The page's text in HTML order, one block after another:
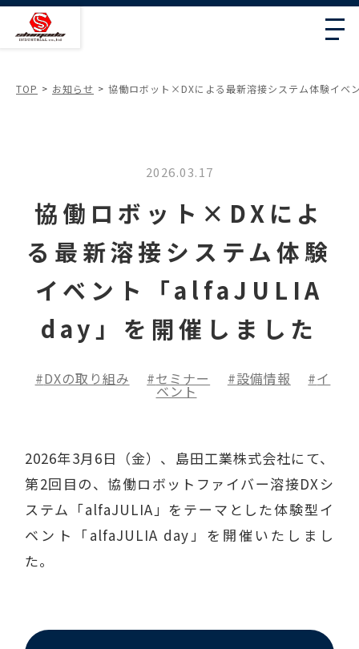
TOP お知らせ 協働ロボット×DXによる最新溶接システム体験イ
2026.03.17
協働ロボット×DXによ
る最新溶接システム体験
イベント「alfaJULIA
day」を開催しました
DXの取り組み セミナー 設備情報 イ
ベント
2026年3月6日（金）、島田工業株式会社にて、
第2回目の、協働ロボットファイバー溶接DXシ
ステム「alfaJULIA」をテーマとした体験型イ
ベント「alfaJULIA day」を開催いたしまし
た。